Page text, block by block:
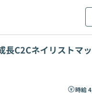
長C2Cネイリストマ
時給